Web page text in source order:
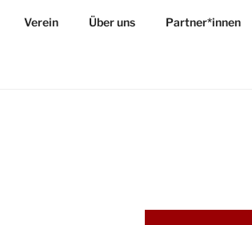
Verein Über uns Partner*innen